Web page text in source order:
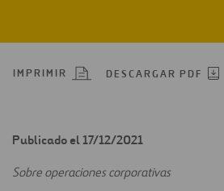
IMPRIMIR DESCARGAR PDF
Publicado el 17/12/2021
Sobre operaciones corporativas